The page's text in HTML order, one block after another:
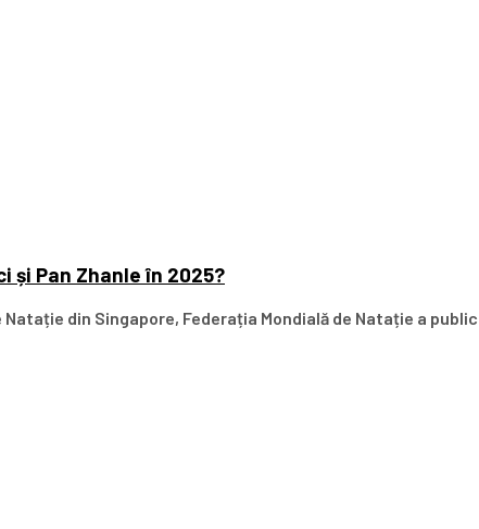
și Pan Zhanle în 2025?
din Singapore, Federația Mondială de Natație a